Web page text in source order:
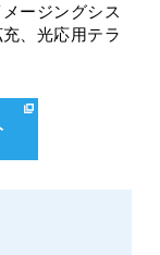
ージングシス
、光応用テラ